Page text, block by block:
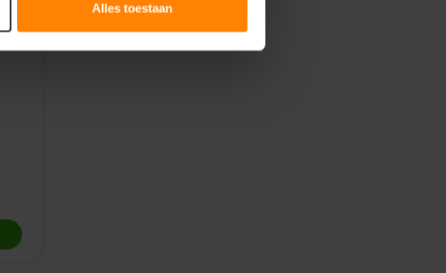
Alles toestaan